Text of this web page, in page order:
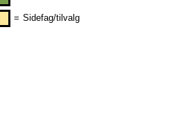
= Sidefag/tilvalg